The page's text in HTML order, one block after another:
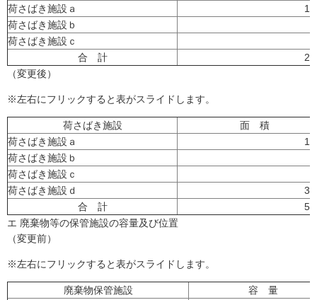
荷さばき施設ａ
荷さばき施設ｂ
荷さばき施設ｃ
合 計
（変更後）
※左右にフリックすると表がスライドします。
荷さばき施設
面 積
荷さばき施設ａ
荷さばき施設ｂ
荷さばき施設ｃ
荷さばき施設ｄ
合 計
エ 廃棄物等の保管施設の容量及び位置
（変更前）
※左右にフリックすると表がスライドします。
廃棄物保管施設
容 量